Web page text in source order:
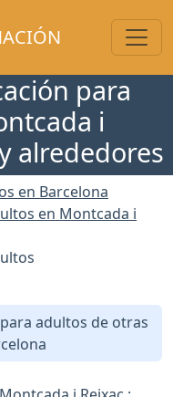
para
i
alrededores
en Barcelona
en Montcada i
adultos de otras